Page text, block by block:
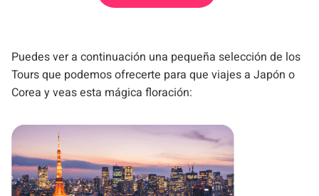
Puedes ver a continuación una pequeña selección de los
Tours que podemos ofrecerte para que viajes a Japón o
Corea y veas esta mágica floración: